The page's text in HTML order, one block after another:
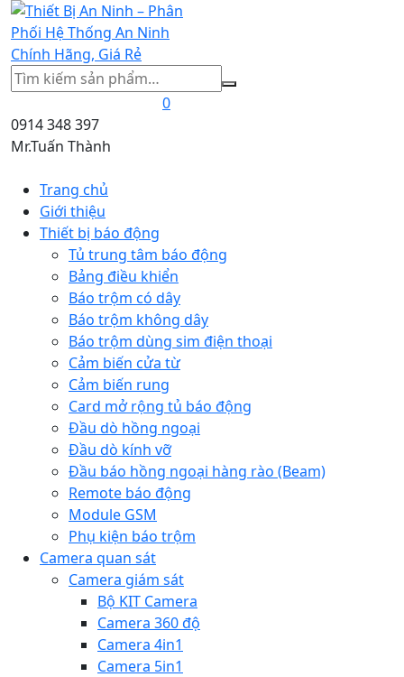
Tìm
kiếm
0
0914 348 397
Mr.Tuấn Thành
Trang chủ
Giới thiệu
Thiết bị báo động
Tủ trung tâm báo động
Bảng điều khiển
Báo trộm có dây
Báo trộm không dây
Báo trộm dùng sim điện thoại
Cảm biến cửa từ
Cảm biến rung
Card mở rộng tủ báo động
Đầu dò hồng ngoại
Đầu dò kính vỡ
Đầu báo hồng ngoại hàng rào (Beam)
Remote báo động
Module GSM
Phụ kiện báo trộm
Camera quan sát
Camera giám sát
Bộ KIT Camera
Camera 360 độ
Camera 4in1
Camera 5in1